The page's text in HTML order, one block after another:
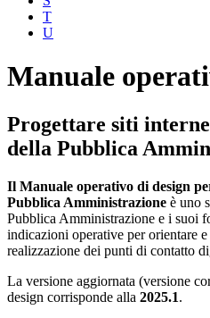
T
U
Manuale
Progettare siti
della Pubblica
Il Manuale operativo di design
Pubblica Amministrazione è uno
Pubblica Amministrazione e i suoi
indicazioni operative per orientare
realizzazione dei punti di contatto
La versione aggiornata (versione
design corrisponde alla 2025.1.